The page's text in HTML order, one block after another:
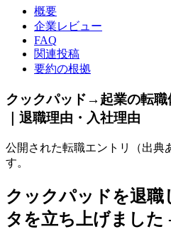
概要
企業レビュー
FAQ
関連投稿
要約の根拠
クックパッド→起業の転職
｜退職理由・入社理由
公開された転職エントリ（出典
す。
クックパッドを退職
タを立ち上げました